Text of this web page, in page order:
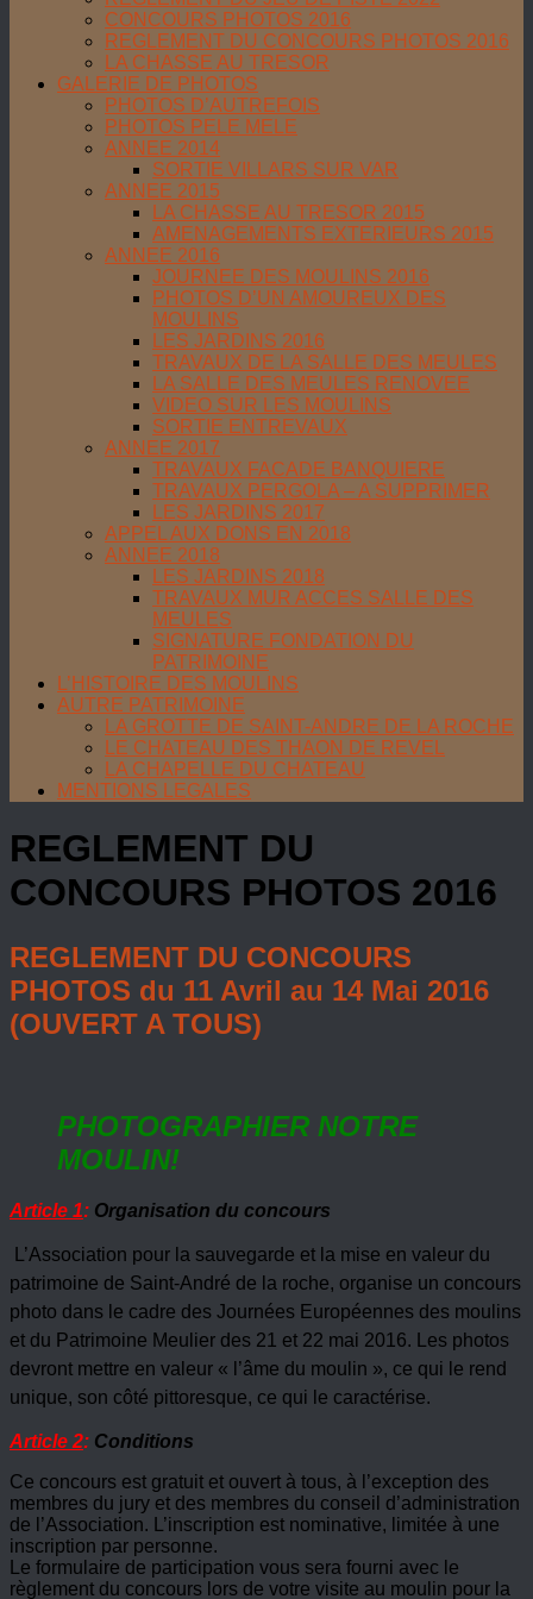
CONCOURS PHOTOS 2016
REGLEMENT DU CONCOURS PHOTOS 2016
LA CHASSE AU TRESOR
GALERIE DE PHOTOS
PHOTOS D’AUTREFOIS
PHOTOS PELE MELE
ANNEE 2014
SORTIE VILLARS SUR VAR
ANNEE 2015
LA CHASSE AU TRESOR 2015
AMENAGEMENTS EXTERIEURS 2015
ANNEE 2016
JOURNEE DES MOULINS 2016
PHOTOS D’UN AMOUREUX DES
MOULINS
LES JARDINS 2016
TRAVAUX DE LA SALLE DES MEULES
LA SALLE DES MEULES RENOVEE
VIDEO SUR LES MOULINS
SORTIE ENTREVAUX
ANNEE 2017
TRAVAUX FACADE BANQUIERE
TRAVAUX PERGOLA – A SUPPRIMER
LES JARDINS 2017
APPEL AUX DONS EN 2018
ANNEE 2018
LES JARDINS 2018
TRAVAUX MUR ACCES SALLE DES
MEULES
SIGNATURE FONDATION DU
PATRIMOINE
L’HISTOIRE DES MOULINS
AUTRE PATRIMOINE
LA GROTTE DE SAINT-ANDRE DE LA ROCHE
LE CHATEAU DES THAON DE REVEL
LA CHAPELLE DU CHATEAU
MENTIONS LEGALES
REGLEMENT DU
CONCOURS PHOTOS 2016
REGLEMENT DU CONCOURS
PHOTOS du 11 Avril au 14 Mai 2016
(OUVERT A TOUS)
PHOTOGRAPHIER NOTRE
MOULIN!
Article 1: Organisation du concours
L’Association pour la sauvegarde et la mise en valeur du
patrimoine de Saint-André de la roche, organise un concours
photo dans le cadre des Journées Européennes des moulins
et du Patrimoine Meulier des 21 et 22 mai 2016. Les photos
devront mettre en valeur « l’âme du moulin », ce qui le rend
unique, son côté pittoresque, ce qui le caractérise.
Article 2: Conditions
Ce concours est gratuit et ouvert à tous, à l’exception des
membres du jury et des membres du conseil d’administration
de l’Association. L’inscription est nominative, limitée à une
inscription par personne.
Le formulaire de participation vous sera fourni avec le
règlement du concours lors de votre visite au moulin pour la